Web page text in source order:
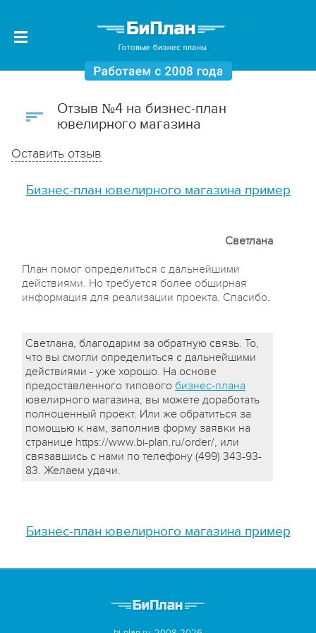
Отзыв №4 на бизнес-план
ювелирного магазина
Оставить отзыв
Бизнес-план ювелирного магазина пример
Светлана
План помог определиться с дальнейшими
действиями. Но требуется более обширная
информация для реализации проекта. Спасибо.
Светлана, благодарим за обратную связь. То,
что вы смогли определиться с дальнейшими
действиями - уже хорошо. На основе
предоставленного типового бизнес-плана
ювелирного магазина, вы можете доработать
полноценный проект. Или же обратиться за
помощью к нам, заполнив форму заявки на
странице https://www.bi-plan.ru/order/, или
связавшись с нами по телефону (499) 343-93-
83. Желаем удачи.
Бизнес-план ювелирного магазина пример